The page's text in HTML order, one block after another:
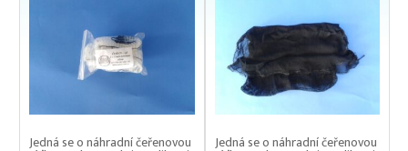
Jedná se o náhradní čeřenovou Jedná se o náhradní čeřenovou